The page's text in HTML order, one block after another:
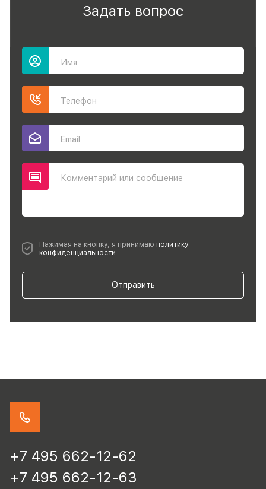
Задать вопрос
Имя
Телефон
Email
Комментарий или сообщение
Нажимая на кнопку, я принимаю политику
конфиденциальности
Отправить
+7 495 662-12-62
+7 495 662-12-63